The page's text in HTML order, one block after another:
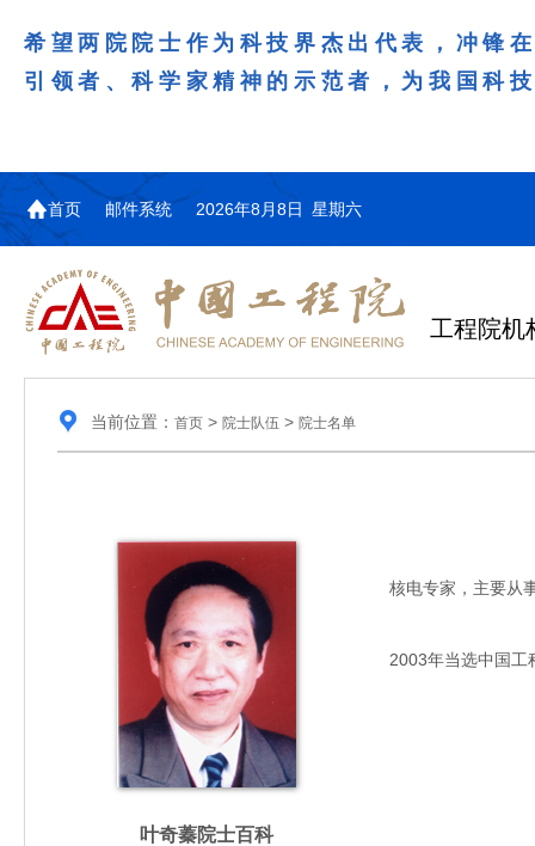
希望两院院士作为科技界杰出代表，冲锋
引领者、科学家精神的示范者，为我国科
首页 邮件系统 2026年8月8日 星期六
工程院机
当前位置： 首页> 院士队伍 > 院士名单
叶奇蓁院士百科
核电专家，主要从事
2003年当选中国工